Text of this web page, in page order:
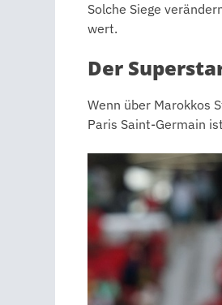
Solche Siege
wert.
Der
Wenn über Marokkos
Paris Saint-Germain